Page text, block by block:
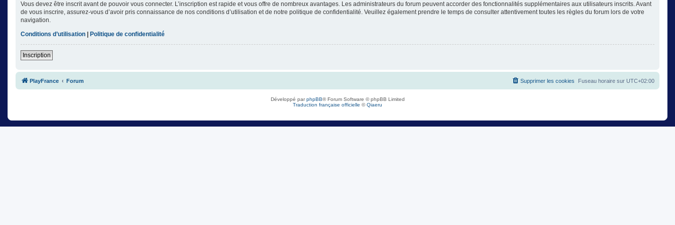
Vous devez être inscrit avant de pouvoir vous connecter. L’inscription est rapide et vous offre de nombreux avantages. Les administrateurs du forum peuvent accorder des fonctionnalités supplémentaires aux utilisateurs inscrits. Avant
de vous inscrire, assurez-vous d’avoir pris connaissance de nos conditions d’utilisation et de notre politique de confidentialité. Veuillez également prendre le temps de consulter attentivement toutes les règles du forum lors de votre
navigation.
Conditions d’utilisation | Politique de confidentialité
Inscription
PlayFrance Forum Fuseau horaire sur UTC+02:00
Supprimer les cookies
Développé parphpBB® Forum Software © phpBB Limited
Traduction française officielle ©Qiaeru